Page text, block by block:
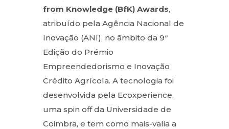
from Knowledge (BfK) Awards,
atribuído pela Agência Nacional de
Inovação (ANI), no âmbito da 9ª
Edição do Prémio
Empreendedorismo e Inovação
Crédito Agrícola. A tecnologia foi
desenvolvida pela Ecoxperience,
uma spin off da Universidade de
Coimbra, e tem como mais-valia a